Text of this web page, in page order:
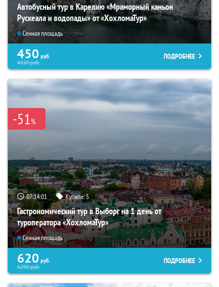
Автобусный тур в Карелию «Мраморный каньон
Рускеала и водопады» от «ХохломаТур»
Сенная площадь
450 руб.
4550руб.
ПОДРОБНЕЕ
-51%
07:14:00 Купили:5
Гастрономический тур в Выборг на 1 день от
туроператора «ХохломаТур»
Сенная площадь
620 руб.
6290руб.
ПОДРОБНЕЕ